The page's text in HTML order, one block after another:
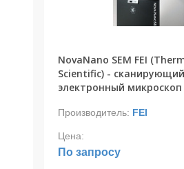
РАСТРОВЫЕ МИКРОСКОПЫ
ЗОНДОВЫЕ МИКРОСКОПЫ
ЛАЗЕРНЫЕ МИКРОСКОПЫ
ИССЛЕДОВАТЕЛЬСКИЕ
NovaNano SEM FEI
Scientific) - сканирующий
электронный микроскоп
Производитель: FEI
Цена:
По запросу